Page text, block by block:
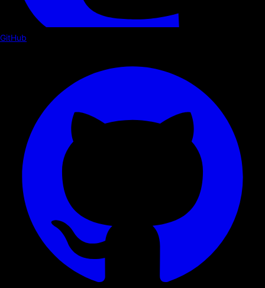
GitHub